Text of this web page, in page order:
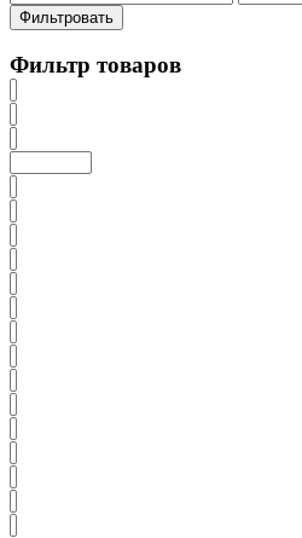
цена цена
Фильтровать
Фильтр товаров